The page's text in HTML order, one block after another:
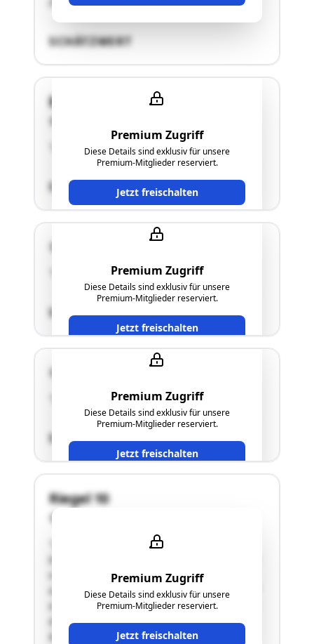
SCHÄTZWERT
Premium Zugriff
Diese Details sind exklusiv für unsere
Premium-Mitglieder reserviert.
Jetzt freischalten
Bernstein
"Land- und forstwirtschaftliche Grundstücke"
SCHÄTZWERT
Premium Zugriff
Diese Details sind exklusiv für unsere
Premium-Mitglieder reserviert.
Jetzt freischalten
"Siehe Gutachten."
SCHÄTZWERT
Premium Zugriff
Diese Details sind exklusiv für unsere
Premium-Mitglieder reserviert.
Jetzt freischalten
"Siehe Gutachten."
SCHÄTZWERT
Premium Zugriff
Diese Details sind exklusiv für unsere
Premium-Mitglieder reserviert.
Jetzt freischalten
Riegel 10
"LageDieses Grundstück mit dem darauf
befindlichen Gebäude liegt im verbauten Gebiet
von Bernstein und ist über den öffentlichen
asphaltierten Weg mit der Bezeichnung „Riegel“
erreichbar. Das Grundstück liegt im Nahbereich
des Raiffeisenplatzes und der Neuen
Mittelschule. Die Lage des Grundstückes …"